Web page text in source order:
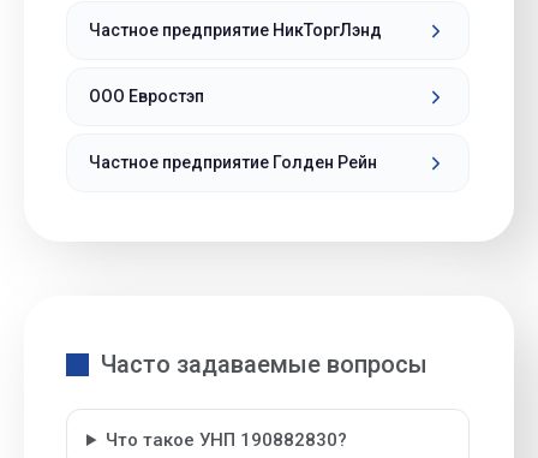
Частное предприятие НикТоргЛэнд
ООО Евростэп
Частное предприятие Голден Рейн
Часто задаваемые вопросы
Что такое УНП 190882830?